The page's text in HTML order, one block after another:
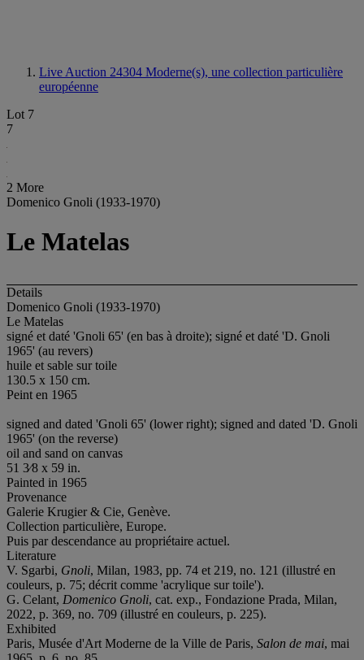
Live Auction 24304 Moderne(s), une collection particulière
européenne
Lot 7
7
2 More
Domenico Gnoli (1933-1970)
Le Matelas
Details
Domenico Gnoli (1933-1970)
Le Matelas
signé et daté 'Gnoli 65' (en bas à droite); signé et daté 'D. Gnoli
1965' (au revers)
huile et sable sur toile
130.5 x 150 cm.
Peint en 1965
signed and dated 'Gnoli 65' (lower right); signed and dated 'D. Gnoli
1965' (on the reverse)
oil and sand on canvas
51 3⁄8 x 59 in.
Painted in 1965
Provenance
Galerie Krugier & Cie, Genève.
Collection particulière, Europe.
Puis par descendance au propriétaire actuel.
Literature
V. Sgarbi, Gnoli, Milan, 1983, pp. 74 et 219, no. 121 (illustré en
couleurs, p. 75; décrit comme 'acrylique sur toile').
G. Celant, Domenico Gnoli, cat. exp., Fondazione Prada, Milan,
2022, p. 369, no. 709 (illustré en couleurs, p. 225).
Exhibited
Paris, Musée d'Art Moderne de la Ville de Paris, Salon de mai, mai